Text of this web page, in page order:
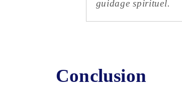
guidage spirituel.
Conclusion